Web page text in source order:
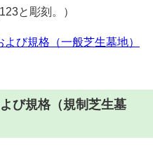
と彫刻。）
び規格（一般芝生墓地）
び規格（規制芝生墓